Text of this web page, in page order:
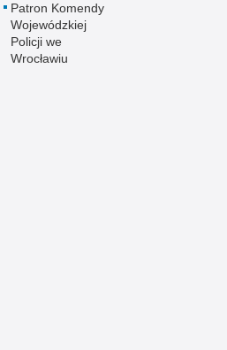
Patron Komendy
Wojewódzkiej
Policji we
Wrocławiu